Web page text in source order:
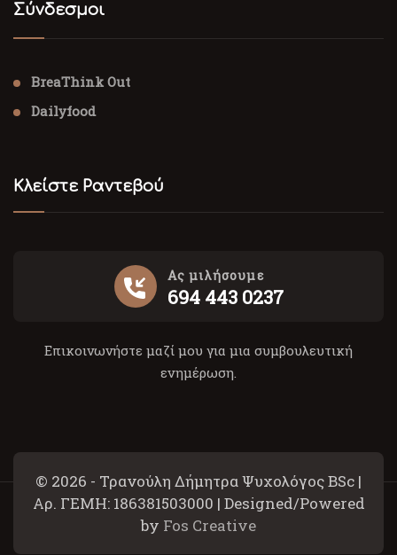
Σύνδεσμοι
BreaThink Out
Dailyfood
Κλείστε Ραντεβού
Ας μιλήσουμε
694 443 0237
Επικοινωνήστε μαζί μου για μια συμβουλευτική
ενημέρωση.
© 2026 - Τρανούλη Δήμητρα Ψυχολόγος BSc |
Αρ. ΓΕΜΗ: 186381503000 | Designed/Powered
by Fos Creative